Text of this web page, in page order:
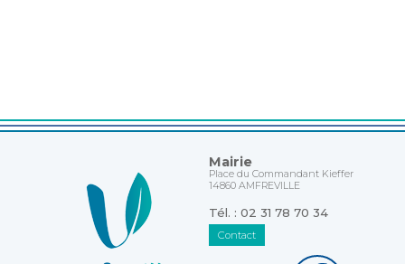
Mairie
Place du Commandant Kieffer
14860 AMFREVILLE
Tél. : 02 31 78 70 34
Contact